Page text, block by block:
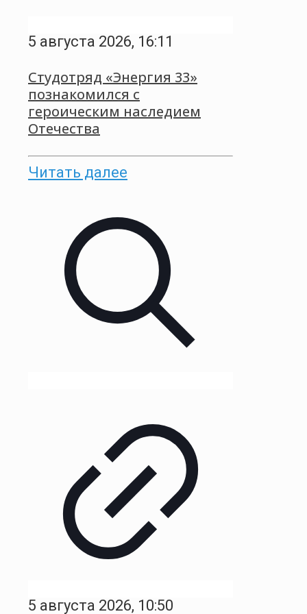
5 августа 2026, 16:11
Студотряд «Энергия 33»
познакомился с
героическим наследием
Отечества
Читать далее
5 августа 2026, 10:50